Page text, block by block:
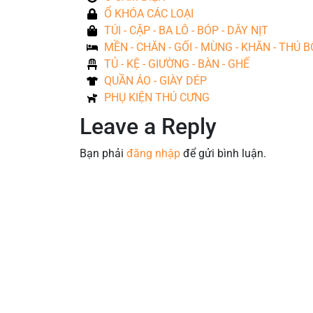
Ổ KHÓA CÁC LOẠI
TÚI - CẶP - BA LÔ - BÓP - DÂY NỊT
MỀN - CHĂN - GỐI - MÙNG - KHĂN - THÚ
TỦ - KỆ - GIƯỜNG - BÀN - GHẾ
QUẦN ÁO - GIÀY DÉP
PHỤ KIỆN THÚ CƯNG
Leave a Reply
Bạn phải đăng nhập để gửi bình luận.